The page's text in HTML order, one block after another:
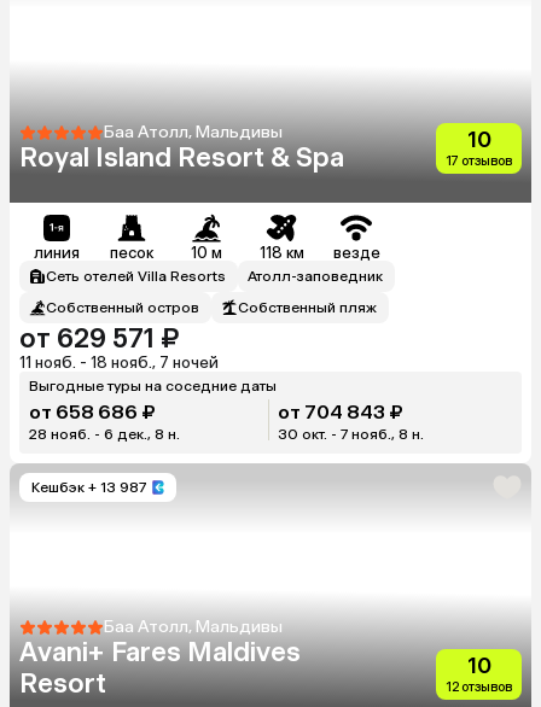
Баа Атолл, Мальдивы
Royal Island Resort & Spa
10
17 отзывов
линия песок 10 м 118 км везде
Сеть отелей Villa Resorts
Атолл-заповедник
Собственный остров
Собственный пляж
от 629 571 ₽
11 нояб. - 18 нояб., 7 ночей
Выгодные туры на соседние даты
от 658 686 ₽
28 нояб. - 6 дек., 8 н.
от 704 843 ₽
30 окт. - 7 нояб., 8 н.
Кешбэк + 13 987
Баа Атолл, Мальдивы
Avani+ Fares Maldives
Resort
10
12 отзывов